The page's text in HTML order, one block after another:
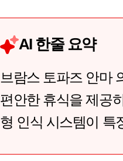
AI 한줄 요약
브람스 토파즈 안마
편안한 휴식을 제공
형 인식 시스템이 특